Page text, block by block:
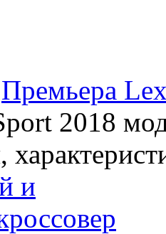
Премьера
2018